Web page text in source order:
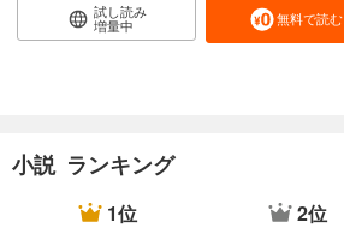
試し読み
増量中 無料で読む
小説 ランキング
1位 2位